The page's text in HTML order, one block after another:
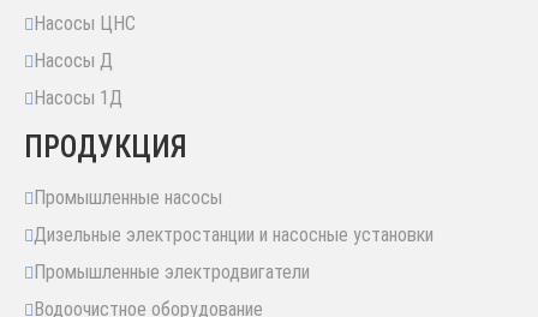
Насосы ЦНС
Насосы Д
Насосы 1Д
ПРОДУКЦИЯ
Промышленные насосы
Дизельные электростанции и насосные установки
Промышленные электродвигатели
Водоочистное оборудование